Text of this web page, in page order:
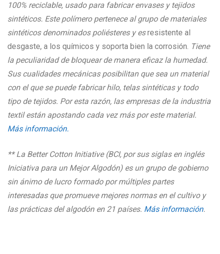
100% reciclable, usado para fabricar envases y tejidos
sintéticos. Este polímero pertenece al grupo de materiales
sintéticos denominados poliésteres y esresistente al
desgaste, a los químicos y soporta bien la corrosión. Tiene
la peculiaridad de bloquear de manera eficaz la humedad.
Sus cualidades mecánicas posibilitan que sea un material
con el que se puede fabricar hilo, telas sintéticas y todo
tipo de tejidos. Por esta razón, las empresas de la industria
textil estánapostando cada vez más por este material.
Más información.
** La Better Cotton Initiative (BCI, por sus siglas en inglés
Iniciativa para un Mejor Algodón) es un grupo de gobierno
sin ánimo de lucro formado por múltiples partes
interesadas que promueve mejores normas en el cultivo y
las prácticas del algodón en 21 países. Más información.